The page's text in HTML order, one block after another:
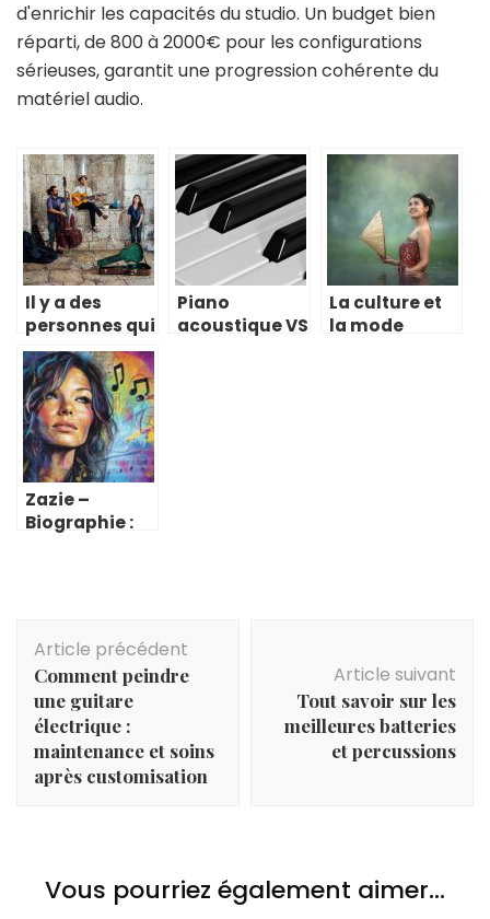
d'enrichir les capacités du studio. Un budget bien
réparti, de 800 à 2000€ pour les configurations
sérieuses, garantit une progression cohérente du
matériel audio.
Il y a des
personnes qui
ont cette
bonne oreille
musicale
Piano
acoustique VS
La culture et
la mode
Zazie –
Biographie :
aux multiples
facettes
d'article
Article précédent
Comment peindre
une guitare
électrique :
maintenance et soins
après customisation
Article suivant
Tout savoir sur les
meilleures batteries
et percussions
Vous pourriez également aimer...